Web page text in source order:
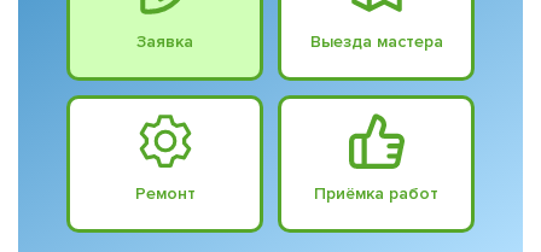
Заявка Выезда мастера
Ремонт Приёмка работ